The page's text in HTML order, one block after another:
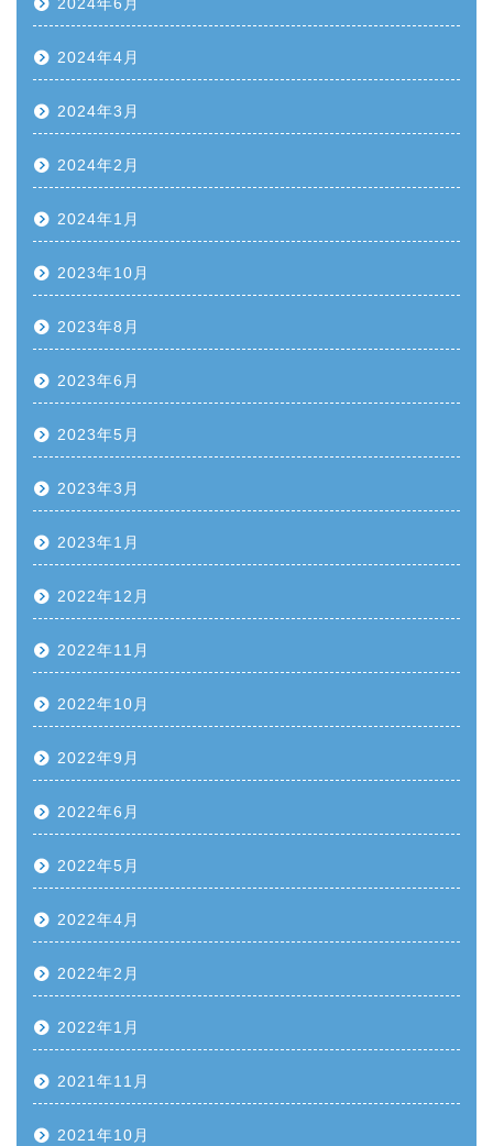
2024年4月
2024年3月
2024年2月
2024年1月
2023年10月
2023年8月
2023年6月
2023年5月
2023年3月
2023年1月
2022年12月
2022年11月
2022年10月
2022年9月
2022年6月
2022年5月
2022年4月
2022年2月
2022年1月
2021年11月
2021年10月